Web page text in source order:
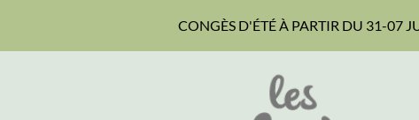
CONGÈS D'ÉTÉ À PARTIR DU 31-07